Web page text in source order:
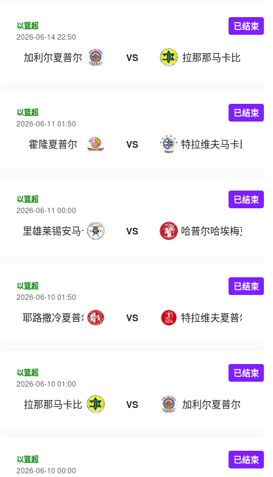
以篮超
2026-06-14 22:50
加利尔夏普尔 VS 拉那那马卡比
已结束
以篮超
2026-06-11 01:50
霍隆夏普尔 VS 特拉维夫马卡比
已结束
以篮超
2026-06-11 00:00
里雄莱锡安马卡比 VS 哈普尔哈埃梅克
已结束
以篮超
2026-06-10 01:50
耶路撒冷夏普尔 VS 特拉维夫夏普尔
已结束
以篮超
2026-06-10 01:00
拉那那马卡比 VS 加利尔夏普尔
已结束
以篮超
2026-06-10 00:00
已结束